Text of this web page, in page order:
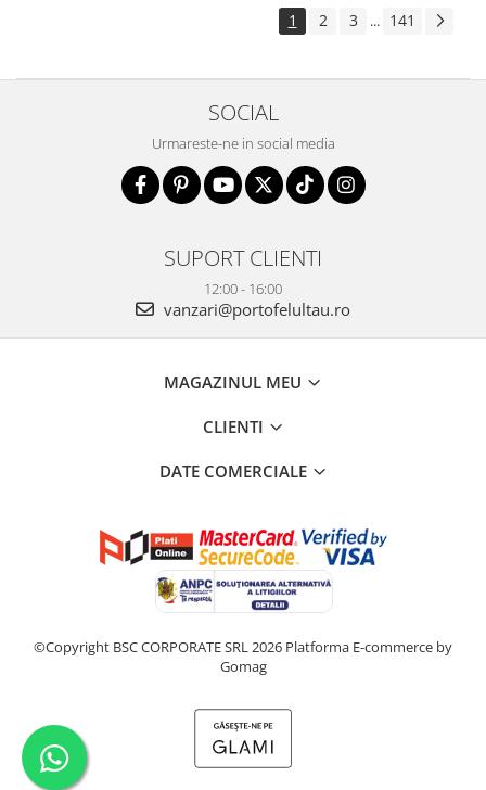
1 2 3 ... 141
SOCIAL
Urmareste-ne in social media
SUPORT CLIENTI
12:00 - 16:00
vanzari@portofelultau.ro
MAGAZINUL MEU
CLIENTI
DATE COMERCIALE
©Copyright BSC CORPORATE SRL 2026 Platforma E-commerce by
Gomag